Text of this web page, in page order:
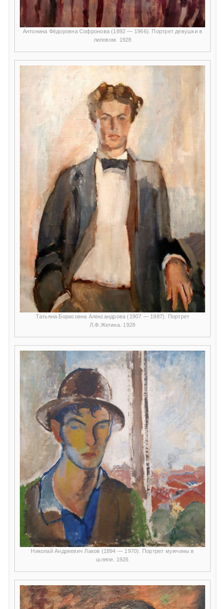
Антонина Фёдоровна Софронова (1892 — 1966). Портрет девушки в
лиловом. 1928
Татьяна Борисовна Александрова (1907 — 1987). Портрет
Л.Ф.Жегина. 1928
Николай Андреевич Лаков (1894 — 1970). Портрет мужчины в
шляпе. 1926